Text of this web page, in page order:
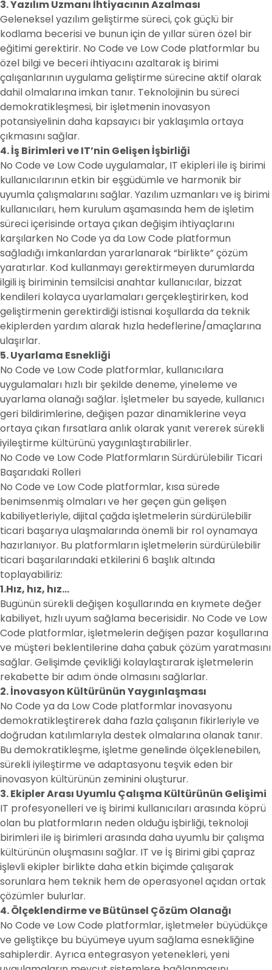
3. Yazılım Uzmanı İhtiyacının Azalması
Geleneksel yazılım geliştirme süreci, çok güçlü bir
kodlama becerisi ve bunun için de yıllar süren özel bir
eğitimi gerektirir. No Code ve Low Code platformlar bu
özel bilgi ve beceri ihtiyacını azaltarak iş birimi
çalışanlarının uygulama geliştirme sürecine aktif olarak
dahil olmalarına imkan tanır. Teknolojinin bu süreci
demokratikleşmesi, bir işletmenin inovasyon
potansiyelinin daha kapsayıcı bir yaklaşımla ortaya
çıkmasını sağlar.
4. İş Birimleri ve IT’nin Gelişen İşbirliği
No Code ve Low Code uygulamalar, IT ekipleri ile iş birimi
kullanıcılarının etkin bir eşgüdümle ve harmonik bir
uyumla çalışmalarını sağlar. Yazılım uzmanları ve iş birimi
kullanıcıları, hem kurulum aşamasında hem de işletim
süreci içerisinde ortaya çıkan değişim ihtiyaçlarını
karşılarken No Code ya da Low Code platformun
sağladığı imkanlardan yararlanarak “birlikte” çözüm
yaratırlar. Kod kullanmayı gerektirmeyen durumlarda
ilgili iş biriminin temsilcisi anahtar kullanıcılar, bizzat
kendileri kolayca uyarlamaları gerçekleştirirken, kod
geliştirmenin gerektirdiği istisnai koşullarda da teknik
ekiplerden yardım alarak hızla hedeflerine/amaçlarına
ulaşırlar.
5. Uyarlama Esnekliği
No Code ve Low Code platformlar, kullanıcılara
uygulamaları hızlı bir şekilde deneme, yineleme ve
uyarlama olanağı sağlar. İşletmeler bu sayede, kullanıcı
geri bildirimlerine, değişen pazar dinamiklerine veya
ortaya çıkan fırsatlara anlık olarak yanıt vererek sürekli
iyileştirme kültürünü yaygınlaştırabilirler.
No Code ve Low Code Platformların Sürdürülebilir Ticari
Başarıdaki Rolleri
No Code ve Low Code platformlar, kısa sürede
benimsenmiş olmaları ve her geçen gün gelişen
kabiliyetleriyle, dijital çağda işletmelerin sürdürülebilir
ticari başarıya ulaşmalarında önemli bir rol oynamaya
hazırlanıyor. Bu platformların işletmelerin sürdürülebilir
ticari başarılarındaki etkilerini 6 başlık altında
toplayabiliriz:
1.Hız, hız, hız…
Bugünün sürekli değişen koşullarında en kıymete değer
kabiliyet, hızlı uyum sağlama becerisidir. No Code ve Low
Code platformlar, işletmelerin değişen pazar koşullarına
ve müşteri beklentilerine daha çabuk çözüm yaratmasını
sağlar. Gelişimde çevikliği kolaylaştırarak işletmelerin
rekabette bir adım önde olmasını sağlarlar.
2. İnovasyon Kültürünün Yaygınlaşması
No Code ya da Low Code platformlar inovasyonu
demokratikleştirerek daha fazla çalışanın fikirleriyle ve
doğrudan katılımlarıyla destek olmalarına olanak tanır.
Bu demokratikleşme, işletme genelinde ölçeklenebilen,
sürekli iyileştirme ve adaptasyonu teşvik eden bir
inovasyon kültürünün zeminini oluşturur.
3. Ekipler Arası Uyumlu Çalışma Kültürünün Gelişimi
IT profesyonelleri ve iş birimi kullanıcıları arasında köprü
olan bu platformların neden olduğu işbirliği, teknoloji
birimleri ile iş birimleri arasında daha uyumlu bir çalışma
kültürünün oluşmasını sağlar. IT ve İş Birimi gibi çapraz
işlevli ekipler birlikte daha etkin biçimde çalışarak
sorunlara hem teknik hem de operasyonel açıdan ortak
çözümler bulurlar.
4. Ölçeklendirme ve Bütünsel Çözüm Olanağı
No Code ve Low Code platformlar, işletmeler büyüdükçe
ve geliştikçe bu büyümeye uyum sağlama esnekliğine
sahiplerdir. Ayrıca entegrasyon yetenekleri, yeni